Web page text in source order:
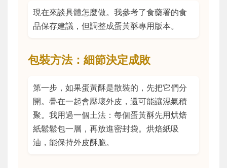
現在來談具體怎麼做。我參考了食藥署的食
品保存建議，但調整成蛋黃酥專用版本。
包裝方法：細節決定成敗
第一步，如果蛋黃酥是散裝的，先把它們分
開。疊在一起會壓壞外皮，還可能讓濕氣積
聚。我用過一個土法：每個蛋黃酥先用烘焙
紙鬆鬆包一層，再放進密封袋。烘焙紙吸
油，能保持外皮酥脆。